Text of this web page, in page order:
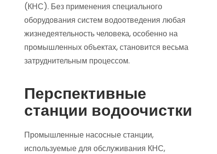
(КНС). Без применения специального
оборудования систем водоотведения любая
жизнедеятельность человека, особенно на
промышленных объектах, становится весьма
затруднительным процессом.
Перспективные
станции водоочистки
Промышленные насосные станции,
используемые для обслуживания КНС,